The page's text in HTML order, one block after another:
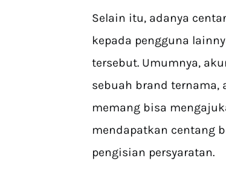
Selain itu, adanya
kepada pengguna
tersebut. Umumnya,
sebuah brand ternama,
memang bisa
mendapatkan centang
pengisian persyaratan.